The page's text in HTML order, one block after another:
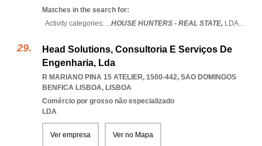
Matches in the search for:
Activity categories: ...HOUSE HUNTERS - REAL STATE, LDA...
Head Solutions, Consultoria E Serviços De
Engenharia, Lda
R MARIANO PINA 15 ATELIER, 1500-442, SAO DOMINGOS
BENFICA LISBOA, LISBOA
Comércio por grosso não especializado
LDA
Ver empresa Ver no Mapa